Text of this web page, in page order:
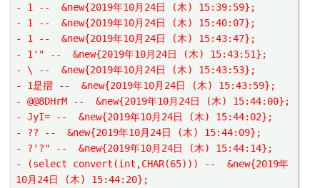
- 1 --  &new{2019年10月24日 (木) 15:39:59};
- 1 --  &new{2019年10月24日 (木) 15:40:07};
- 1 --  &new{2019年10月24日 (木) 15:43:47};
- 1'" --  &new{2019年10月24日 (木) 15:43:51};
- \ --  &new{2019年10月24日 (木) 15:43:53};
- 1是摺 --  &new{2019年10月24日 (木) 15:43:59};
- @@8DHrM --  &new{2019年10月24日 (木) 15:44:00};
- JyI= --  &new{2019年10月24日 (木) 15:44:02};
- ?? --  &new{2019年10月24日 (木) 15:44:09};
- ?'?" --  &new{2019年10月24日 (木) 15:44:14};
- (select convert(int,CHAR(65))) --  &new{2019年
10月24日 (木) 15:44:20};